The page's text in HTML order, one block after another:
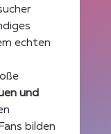
echten
und
bilden